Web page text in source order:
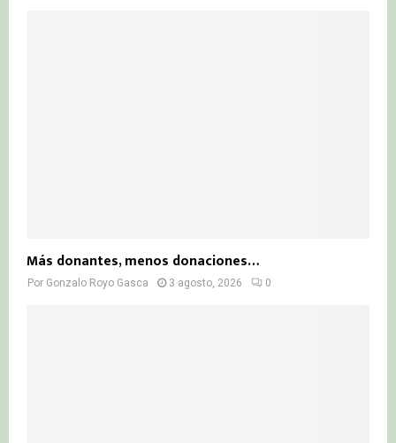
Más donantes, menos donaciones…
Por Gonzalo Royo Gasca 3 agosto, 2026 0